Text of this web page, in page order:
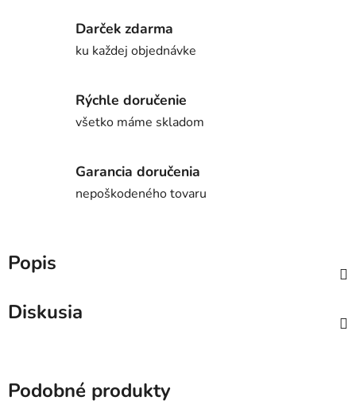
Darček zdarma
ku každej objednávke
Rýchle doručenie
všetko máme skladom
Garancia doručenia
nepoškodeného tovaru
Popis
Diskusia
Podobné produkty